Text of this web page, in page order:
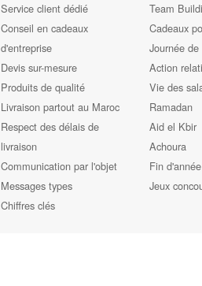
Service client dédié
Conseil en cadeaux
d'entreprise
Devis sur-mesure
Produits de qualité
Livraison partout au Maroc
Respect des délais de
livraison
Communication par l'objet
Messages types
Chiffres clés
Team
Cadeaux
Journée
Action
Vie des
Ramadan
Aid el Kbir
Achoura
Fin d'année
Jeux